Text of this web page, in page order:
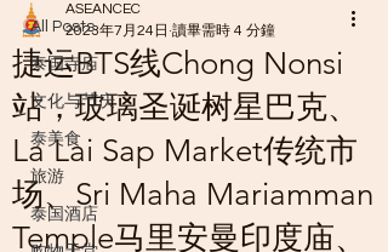
All Posts
泰国寺庙
文化与节庆
泰美食
旅游
泰国酒店
捷运BTS线Chong Nonsi
站，玻璃圣诞树星巴克、
La Lai Sap Market传统市
场、Sri Maha Mariamman
Temple马里安曼印度庙、
ASEANCEC
2023年7月24日 讀畢需時 4 分鐘